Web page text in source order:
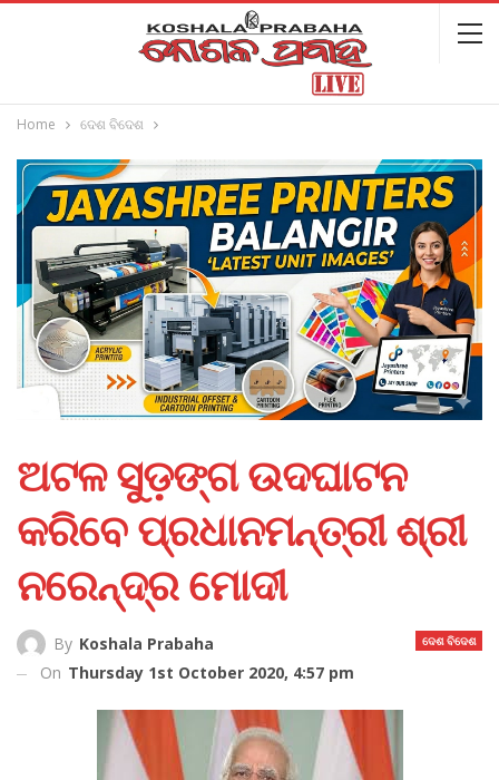
Home ଦେଶ ବିଦେଶ
ଅଟଳ ସୁଡ଼ଙ୍ଗ ଉଦଘାଟନ
କରିବେ ପ୍ରଧାନମନ୍ତ୍ରୀ ଶ୍ରୀ
ନରେନ୍ଦ୍ର ମୋଦୀ
ଦେଶ ବିଦେଶ
By Koshala Prabaha
On Thursday 1st October 2020, 4:57 pm